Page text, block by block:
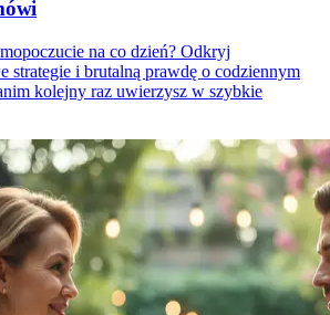
na co dzień? Odkryj
strategie i brutalną prawdę o codziennym
kolejny raz uwierzysz w szybkie